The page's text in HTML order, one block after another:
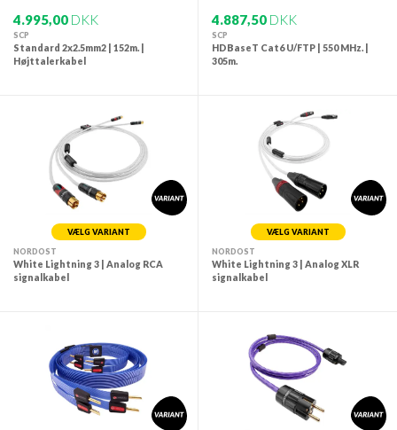
4.995,00 DKK
SCP
Standard 2x2.5mm2 | 152m. |
Højttalerkabel
4.887,50 DKK
SCP
HDBaseT Cat6 U/FTP | 550 MHz. |
305m.
VÆLG VARIANT
NORDOST
White Lightning 3 | Analog RCA
signalkabel
VÆLG VARIANT
NORDOST
White Lightning 3 | Analog XLR
signalkabel